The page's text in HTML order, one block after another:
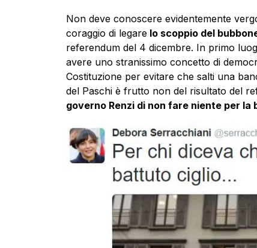
Non deve conoscere evidentemente
coraggio di legarelo scoppio del
referendum del 4 dicembre. In primo
avere uno stranissimo concetto di
Costituzione per evitare che salti una
del Paschi è frutto non del risultato del
governo Renzi di non fare niente per la